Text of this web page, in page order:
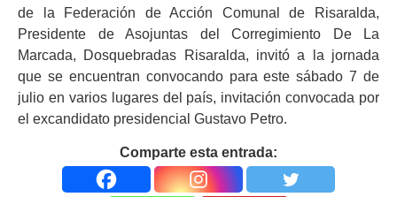
de la Federación de Acción Comunal de Risaralda,
Presidente de Asojuntas del Corregimiento De La
Marcada, Dosquebradas Risaralda, invitó a la jornada
que se encuentran convocando para este sábado 7 de
julio en varios lugares del país, invitación convocada por
el excandidato presidencial Gustavo Petro.
Comparte esta entrada: